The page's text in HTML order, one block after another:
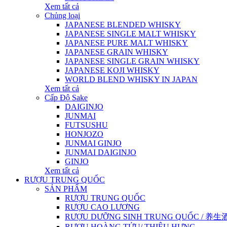
Xem tất cả
Chủng loại
JAPANESE BLENDED WHISKY
JAPANESE SINGLE MALT WHISKY
JAPANESE PURE MALT WHISKY
JAPANESE GRAIN WHISKY
JAPANESE SINGLE GRAIN WHISKY
JAPANESE KOJI WHISKY
WORLD BLEND WHISKY IN JAPAN
Xem tất cả
Cấp Độ Sake
DAIGINJO
JUNMAI
FUTSUSHU
HONJOZO
JUNMAI GINJO
JUNMAI DAIGINJO
GINJO
Xem tất cả
RƯỢU TRUNG QUỐC
SẢN PHẨM
RƯỢU TRUNG QUỐC
RƯỢU CAO LƯƠNG
RƯỢU DƯỠNG SINH TRUNG QUỐC / 养生